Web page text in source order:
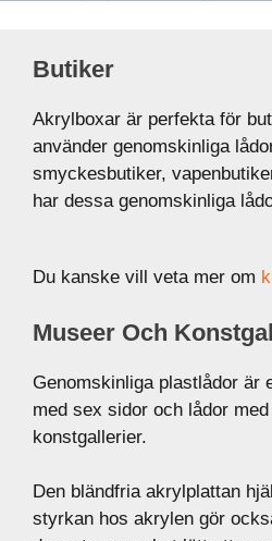
Butiker
Akrylboxar är perfekta för
använder genomskinliga
smyckesbutiker,
har dessa genomskinliga
Du kanske vill veta mer om
Museer Och
Genomskinliga plastlådor är
med sex sidor och lådor
konstgallerier.
Den bländfria akrylplattan
styrkan hos akrylen gör